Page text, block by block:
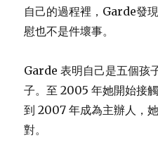
自己的過程裡，Garde發
慰也不是件壞事。
Garde 表明自己是五個孩
子。至 2005 年她開始接
到 2007 年成為主辦人，
對。